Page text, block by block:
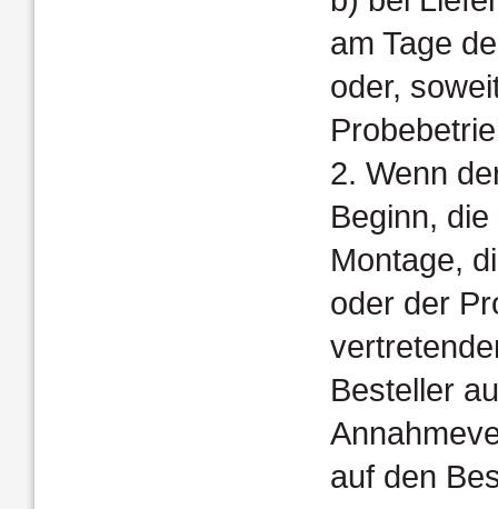
am Tage
oder,
2. Wenn
Beginn,
Montage,
oder der
Besteller
auf den